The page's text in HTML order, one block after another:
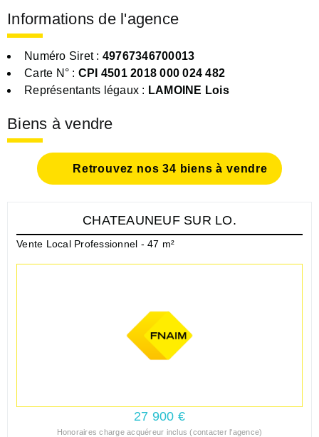
Informations de l'agence
Numéro Siret : 49767346700013
Carte N° : CPI 4501 2018 000 024 482
Représentants légaux : LAMOINE Lois
Biens à vendre
Retrouvez nos 34 biens à vendre
CHATEAUNEUF SUR LO.
Vente Local Professionnel - 47 m²
27 900 €
Honoraires charge acquéreur inclus (contacter l'agence)